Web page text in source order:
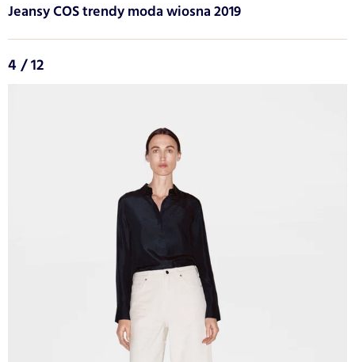
Jeansy COS trendy moda wiosna 2019
4 / 12